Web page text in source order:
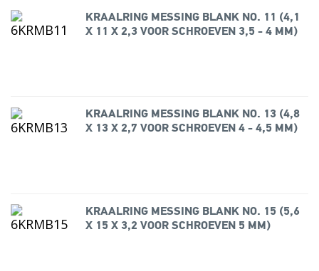
KRAALRING MESSING BLANK NO. 11 (4,1
X 11 X 2,3 VOOR SCHROEVEN 3,5 - 4 MM)
KRAALRING MESSING BLANK NO. 13 (4,8
X 13 X 2,7 VOOR SCHROEVEN 4 - 4,5 MM)
KRAALRING MESSING BLANK NO. 15 (5,6
X 15 X 3,2 VOOR SCHROEVEN 5 MM)